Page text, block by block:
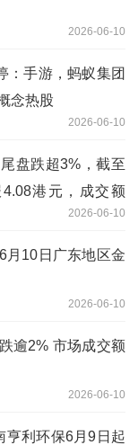
2026-06-10
：手游，蚂蚁集团
念热股
2026-06-10
盘跌超3%，截至
港元，成交额
2026-06-10
月10日广东地区金
2026-06-10
逾2% 市场成交额
2026-06-10
亨利环保6月9日起